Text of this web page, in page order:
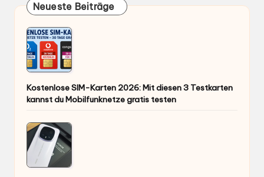
Neueste Beiträge
Kostenlose SIM-Karten 2026: Mit diesen 3 Testkarten
kannst du Mobilfunknetze gratis testen